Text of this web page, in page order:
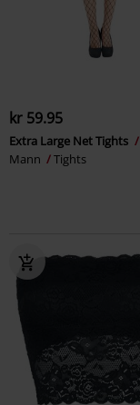
kr 59.95
Extra Large Net Tights
Mann
Tights